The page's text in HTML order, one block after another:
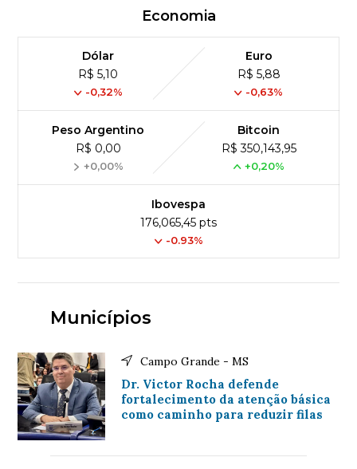
Economia
Dólar
R$ 5,10
-0,32%
Euro
R$ 5,88
-0,63%
Peso Argentino
R$ 0,00
+0,00%
Bitcoin
R$ 350,143,95
+0,20%
Ibovespa
176,065,45 pts
-0.93%
Municípios
Campo Grande - MS
Dr. Victor Rocha defende
fortalecimento da atenção básica
como caminho para reduzir filas